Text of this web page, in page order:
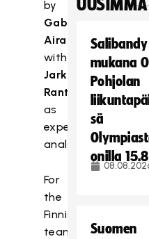
by
Gabriel
Airaksinen
with
Jarkko
Rantala
as
expert
analyst.
For
the
Finnish
team,
Salibandy
mukana
Pohjolan
sä
onilla
Suomen